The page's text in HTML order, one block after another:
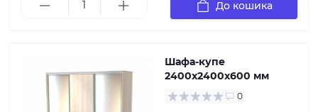
До кошика
Шафа-купе
2400х2400х600 мм
0